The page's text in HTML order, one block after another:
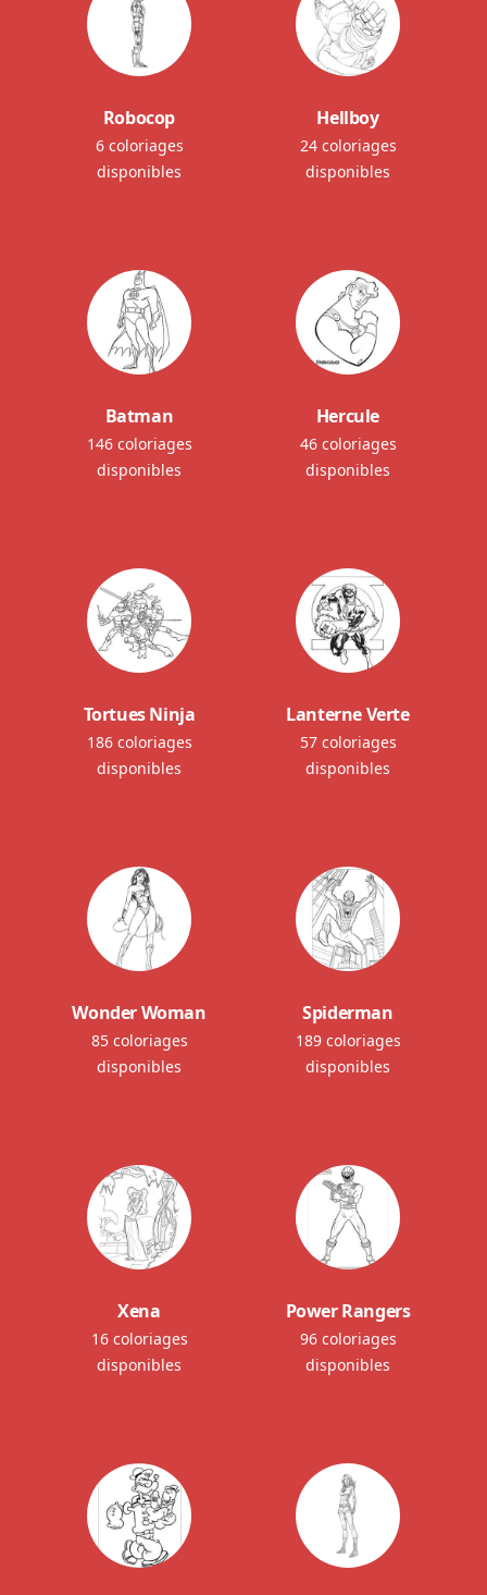
Robocop
6 coloriages
disponibles
Hellboy
24 coloriages
disponibles
Batman
146 coloriages
disponibles
Hercule
46 coloriages
disponibles
Tortues Ninja
186 coloriages
disponibles
Lanterne Verte
57 coloriages
disponibles
Wonder Woman
85 coloriages
disponibles
Spiderman
189 coloriages
disponibles
Xena
16 coloriages
disponibles
Power Rangers
96 coloriages
disponibles